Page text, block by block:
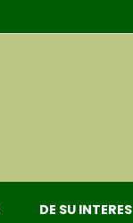
DE SU INTERES